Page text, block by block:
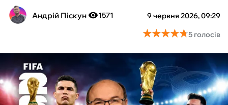
ХОКЕЙ
КІБЕРСПОРТ
ЧС-2026
Андрій Піскун 9 червня 2026, 09:29
1571
★★★★★
★★★★★5 голосів